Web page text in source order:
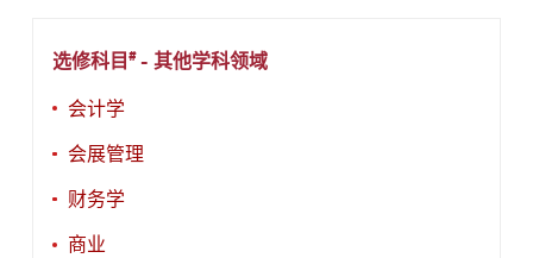
选修科目# - 其他学科领域
会计学
会展管理
财务学
商业